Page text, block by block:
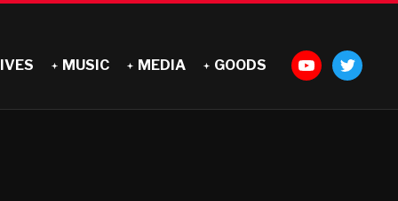
MUSIC MEDIA GOODS